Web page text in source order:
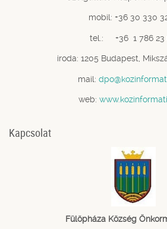
mobil: +36 30 330
tel.: +36 1 786 23
iroda: 1205 Budapest,
mail:
web:
Kapcsolat
Fülöpháza Község